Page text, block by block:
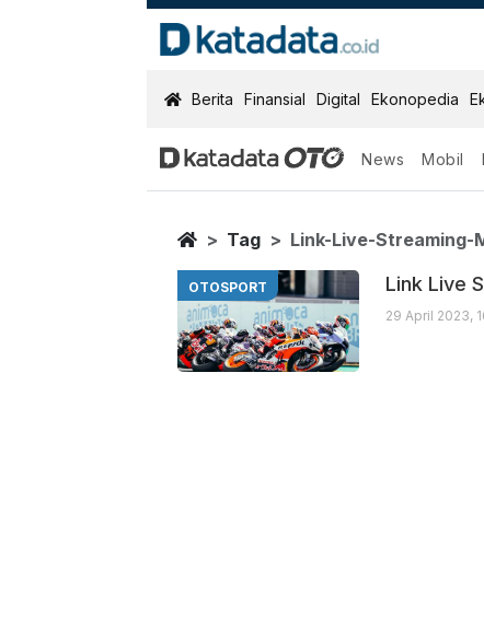
KatadataOTO
Berita Finansial Digital Ekonopedia
News Mobil
Link Live
Berita Terbaru
Home
Tag Link-Live-
OTOSPORT Link Live
29 April 2023,